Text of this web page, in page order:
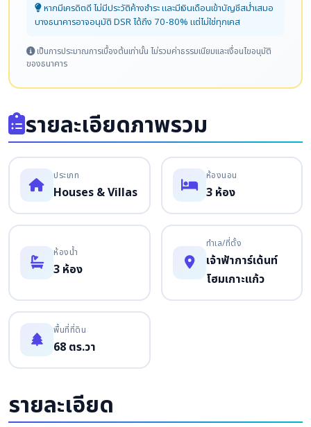
หากมีเครดิตดี ไม่มีประวัติค้างชำระ และมีเงินเดือนเข้าบัญชีสม่ำเสมอ
บางธนาคารอาจอนุมัติ DSR ได้ถึง 70-80% แต่ไม่ใช่ทุกเคส
เป็นการประมาณการเบื้องต้นเท่านั้น ไม่รวมค่าธรรมเนียมและเงื่อนไขอนุมัติ
ของธนาคาร
รายละเอียดภาพรวม
ประเภท
Houses & Villas
ห้องนอน
3 ห้อง
ห้องน้ำ
3 ห้อง
ทำเล/ที่ตั้ง
เจ้าฟ้าการ์เด้นท์
โฮมเกาะแก้ว
พื้นที่ที่ดิน
68 ตร.วา
รายละเอียด